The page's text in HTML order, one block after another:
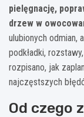
pielęgnację,
drzew w
ulubionych odmian,
podkładki,
rozpisano, jak
najczęstszych
Od czego